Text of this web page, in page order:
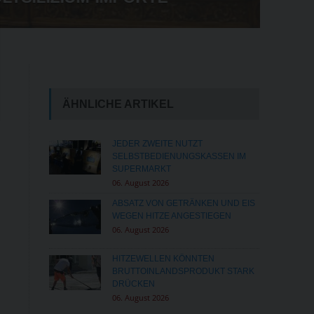
ÄHNLICHE ARTIKEL
JEDER ZWEITE NUTZT
SELBSTBEDIENUNGSKASSEN IM
SUPERMARKT
06. August 2026
ABSATZ VON GETRÄNKEN UND EIS
WEGEN HITZE ANGESTIEGEN
06. August 2026
HITZEWELLEN KÖNNTEN
BRUTTOINLANDSPRODUKT STARK
DRÜCKEN
06. August 2026